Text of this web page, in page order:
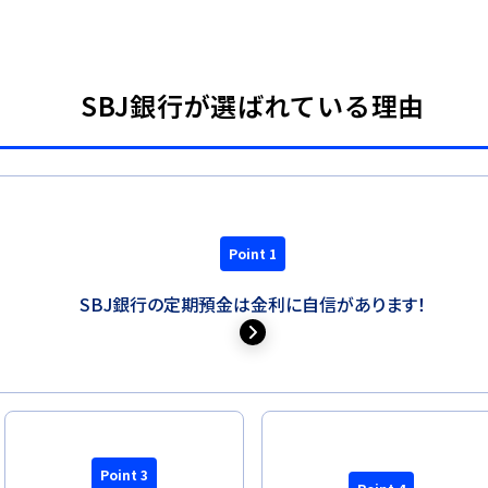
SBJ銀行が選ばれている理由
Point 1
SBJ銀行の定期預金は金利に自信があります！
Point 3